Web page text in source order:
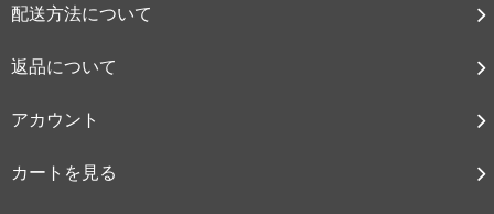
配送方法について
返品について
アカウント
カートを見る